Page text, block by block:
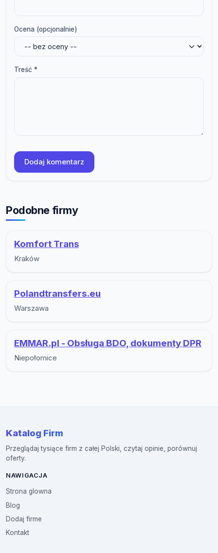
Ocena (opcjonalnie)
Treść *
Dodaj komentarz
Podobne firmy
Komfort Trans
Kraków
Polandtransfers.eu
Warszawa
EMMAR.pl - Obsługa BDO, dokumenty DPR
Niepołomice
Katalog Firm
Przeglądaj tysiące firm z całej Polski, czytaj opinie, porównuj
oferty.
NAWIGACJA
Strona glowna
Blog
Dodaj firme
Kontakt